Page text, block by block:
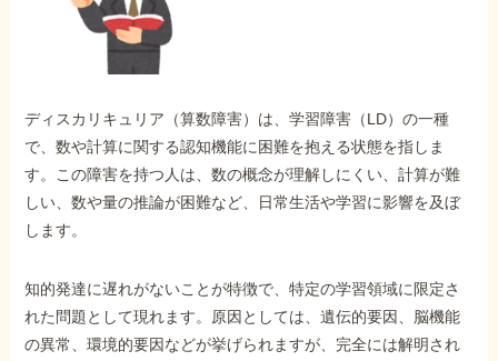
非対面で申請できる
ホーム
障害年金の基礎知識
障害年金の金額
ディスカリキュリア（算数障害）は、学習障害（LD）の一種
で、数や計算に関する認知機能に困難を抱える状態を指しま
す。この障害を持つ人は、数の概念が理解しにくい、計算が難
しい、数や量の推論が困難など、日常生活や学習に影響を及ぼ
します。
知的発達に遅れがないことが特徴で、特定の学習領域に限定さ
れた問題として現れます。原因としては、遺伝的要因、脳機能
の異常、環境的要因などが挙げられますが、完全には解明され